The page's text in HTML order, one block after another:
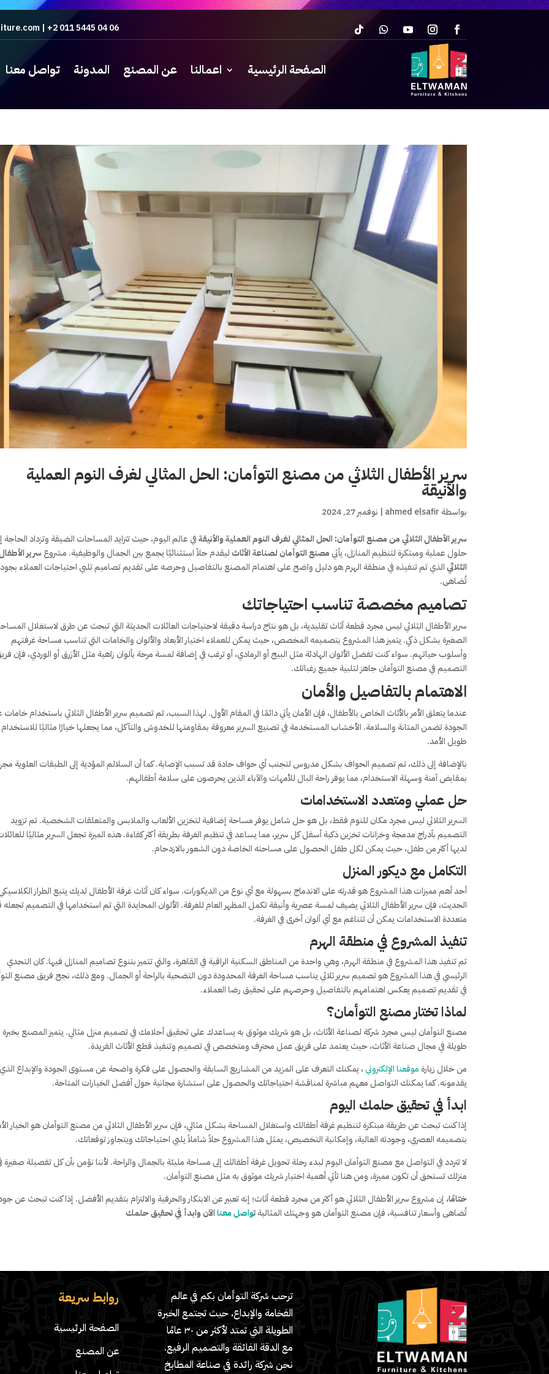
| +2 011 5445 04 06
الصفحة الرئيسية اعمالنا عن المصنع المدونة تواصل معنا
سرير الأطفال الثلاثي من مصنع التوأمان: الحل المثالي لغرف النوم العملية
والأنيقة
بواسطة ahmed elsafir
| نوفمبر 27, 2024
سرير الأطفال الثلاثي من مصنع التوأمان: الحل المثالي لغرف النوم العملية والأنيقةفي عالم اليوم، حيث تتزايد المساحات الضيقة وتزداد الحاجة
حلول عملية ومبتكرة لتنظيم المنازل، يأتي مصنع التوأمان لصناعة الأثاثليقدم حلاً استثنائيًا يجمع بين الجمال والوظيفية. مشروع سرير
الثلاثيالذي تم تنفيذه في منطقة الهرم هو دليل واضح على اهتمام المصنع بالتفاصيل وحرصه على تقديم تصاميم تلبي احتياجات العملاء
تُضاهى.
تصاميم مخصصة تناسب احتياجاتك
سرير الأطفال الثلاثي ليس مجرد قطعة أثاث تقليدية، بل هو نتاج دراسة دقيقة لاحتياجات العائلات الحديثة التي تبحث عن طرق لاستغلال
الصغيرة بشكل ذكي. يتميز هذا المشروع بتصميمه المخصص، حيث يمكن للعملاء اختيار الأبعاد والألوان والخامات التي تناسب مساحة غرفتهم
وأسلوب حياتهم. سواء كنت تفضل الألوان الهادئة مثل البيج أو الرمادي، أو ترغب في إضافة لمسة مرحة بألوان زاهية مثل الأزرق أو الوردي، فإن
التصميم في مصنع التوأمان جاهز لتلبية جميع رغباتك.
الاهتمام بالتفاصيل والأمان
عندما يتعلق الأمر بالأثاث الخاص بالأطفال، فإن الأمان يأتي دائمًا في المقام الأول. لهذا السبب، تم تصميم سرير الأطفال الثلاثي باستخدام خامات
الجودة تضمن المتانة والسلامة. الأخشاب المستخدمة في تصنيع السرير معروفة بمقاومتها للخدوش والتآكل، مما يجعلها خيارًا مثاليًا للاستخدام
طويل الأمد.
بالإضافة إلى ذلك، تم تصميم الحواف بشكل مدروس لتجنب أي حواف حادة قد تسبب الإصابة. كما أن السلالم المؤدية إلى الطبقات العلوية
بمقابض آمنة وسهلة الاستخدام، مما يوفر راحة البال للأمهات والآباء الذين يحرصون على سلامة أطفالهم.
حل عملي ومتعدد الاستخدامات
السرير الثلاثي ليس مجرد مكان للنوم فقط، بل هو حل شامل يوفر مساحة إضافية لتخزين الألعاب والملابس والمتعلقات الشخصية. تم تزويد
التصميم بأدراج مدمجة وخزانات تخزين ذكية أسفل كل سرير، مما يساعد في تنظيم الغرفة بطريقة أكثر كفاءة. هذه الميزة تجعل السرير مثاليًا
لديها أكثر من طفل، حيث يمكن لكل طفل الحصول على مساحته الخاصة دون الشعور بالازدحام.
التكامل مع ديكور المنزل
أحد أهم مميزات هذا المشروع هو قدرته على الاندماج بسهولة مع أي نوع من الديكورات. سواء كان أثاث غرفة الأطفال لديك يتبع الطراز
الحديث، فإن سرير الأطفال الثلاثي يضيف لمسة عصرية وأنيقة تكمل المظهر العام للغرفة. الألوان المحايدة التي تم استخدامها في التصميم
متعددة الاستخدامات يمكن أن تتناغم مع أي ألوان أخرى في الغرفة.
تنفيذ المشروع في منطقة الهرم
تم تنفيذ هذا المشروع في منطقة الهرم، وهي واحدة من المناطق السكنية الراقية في القاهرة، والتي تتميز بتنوع تصاميم المنازل فيها. كان التحدي
الرئيسي في هذا المشروع هو تصميم سرير ثلاثي يناسب مساحة الغرفة المحدودة دون التضحية بالراحة أو الجمال. ومع ذلك، نجح فريق مصنع
في تقديم تصميم يعكس اهتمامهم بالتفاصيل وحرصهم على تحقيق رضا العملاء.
لماذا تختار مصنع التوأمان؟
مصنع التوأمان ليس مجرد شركة لصناعة الأثاث، بل هو شريك موثوق به يساعدك على تحقيق أحلامك في تصميم منزل مثالي. يتميز المصنع بخبرة
طويلة في مجال صناعة الأثاث، حيث يعتمد على فريق عمل محترف ومتخصص في تصميم وتنفيذ قطع الأثاث الفريدة.
من خلال زيارة موقعنا الإلكتروني، يمكنك التعرف على المزيد من المشاريع السابقة والحصول على فكرة واضحة عن مستوى الجودة والإبداع
يقدمونه. كما يمكنك التواصل معهم مباشرة لمناقشة احتياجاتك والحصول على استشارة مجانية حول أفضل الخيارات المتاحة.
ابدأ في تحقيق حلمك اليوم
إذا كنت تبحث عن طريقة مبتكرة لتنظيم غرفة أطفالك واستغلال المساحة بشكل مثالي، فإن سرير الأطفال الثلاثي من مصنع التوأمان هو الخيار
بتصميمه العصري، وجودته العالية، وإمكانية التخصيص، يمثل هذا المشروع حلاً شاملاً يلبي احتياجاتك ويتجاوز توقعاتك.
لا تتردد في التواصل مع مصنع التوأمان اليوم لبدء رحلة تحويل غرفة أطفالك إلى مساحة مليئة بالجمال والراحة. لأننا نؤمن بأن كل تفصيلة صغيرة
منزلك تستحق أن تكون مميزة، ومن هنا تأتي أهمية اختيار شريك موثوق به مثل مصنع التوأمان.
ختامًا، إن مشروع سرير الأطفال الثلاثي هو أكثر من مجرد قطعة أثاث؛ إنه تعبير عن الابتكار والحرفية والالتزام بتقديم الأفضل. إذا كنت تبحث عن
تُضاهى وأسعار تنافسية، فإن مصنع التوأمان هو وجهتك المثاليةتواصل معناالآن وابدأ في تحقيق حلمك
روابط سريعة
الصفحة الرئيسية
عن المصنع
ترحب شركة التوأمان بكم في عالم
الفخامة والإبداع، حيث تجتمع الخبرة
الطويلة التي تمتد لأكثر من ٣٠ عامًا
مع الدقة الفائقة والتصميم الرفيع.
نحن شركة رائدة في صناعة المطابخ